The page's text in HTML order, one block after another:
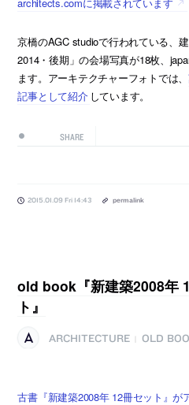
京橋のAGC studioで行われている、
2014・後期」の会場写真が18枚、
ます。アーキテクチャーフォトでは、
記事として紹介 しています。
SHARE
2015.01.09 Fri 14:43 permalink
old book『新建築2008年
ト』
ARCHITECTURE OLD
古書『新建築2008年 12冊セット』が